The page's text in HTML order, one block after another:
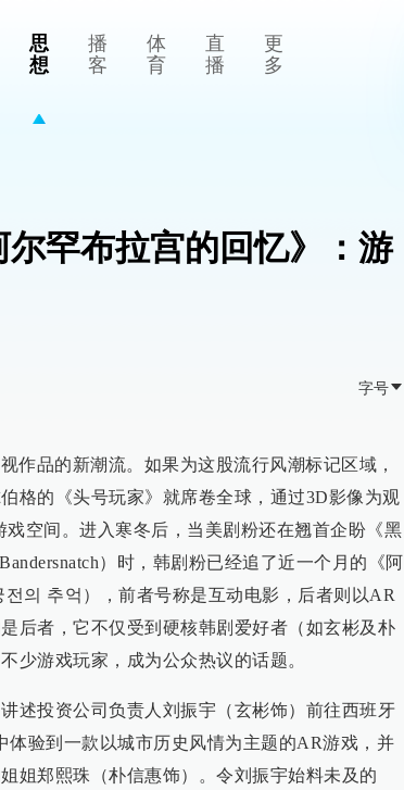
思
想
播
客
体
育
直
播
更
多
罕布拉宫的回忆》：游
字号
作品的新潮流。如果为这股流行风潮标记区域，
格的《头号玩家》就席卷全球，通过3D影像为观
空间。进入寒冬后，当美剧粉还在翘首企盼《黑
）时，韩剧粉已经追了近一个月的《阿
의 추억），前者号称是互动电影，后者则以AR
后者，它不仅受到硬核韩剧爱好者（如玄彬及朴
少游戏玩家，成为公众热议的话题。
述投资公司负责人刘振宇（玄彬饰）前往西班牙
体验到一款以城市历史风情为主题的AR游戏，并
姐郑熙珠（朴信惠饰）。令刘振宇始料未及的